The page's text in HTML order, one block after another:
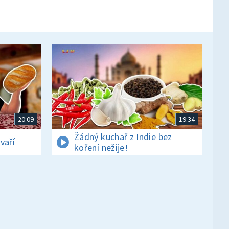
20:09 19:34
Žádný kuchař z Indie bez
koření nežije!